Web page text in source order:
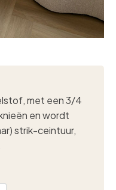
met een 3/4
en wordt
strik-ceintuur,